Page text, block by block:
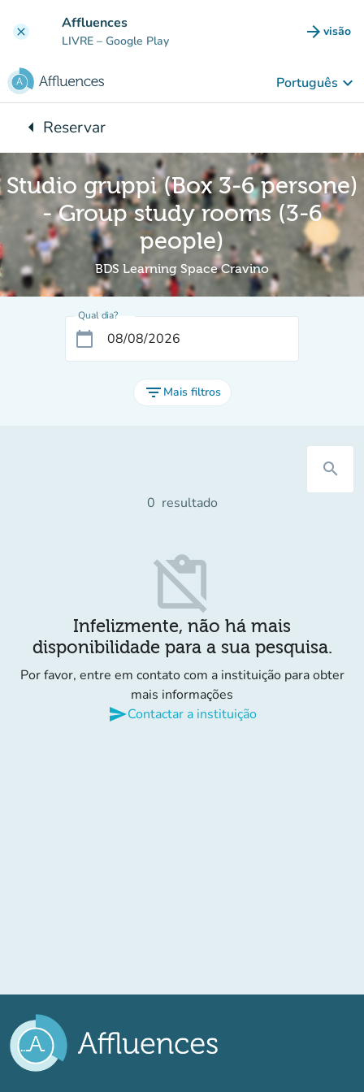
clear Affluences
LIVRE – Google Play arrow_forward visão
(novo
Português keyboard_arrow_down
arrow_leftVoltar para:
Reservar
Studio gruppi (Box 3-6 persone)
- Group study rooms (3-6
people)
BDS Learning Space Cravino
Qual dia?
calendar_today
filter_list Mais filtros
search
0 resultado
content_paste_off
Infelizmente, não há mais
disponibilidade para a sua pesquisa.
Por favor, entre em contato com a instituição para obter
mais informações
sendContactar a instituição